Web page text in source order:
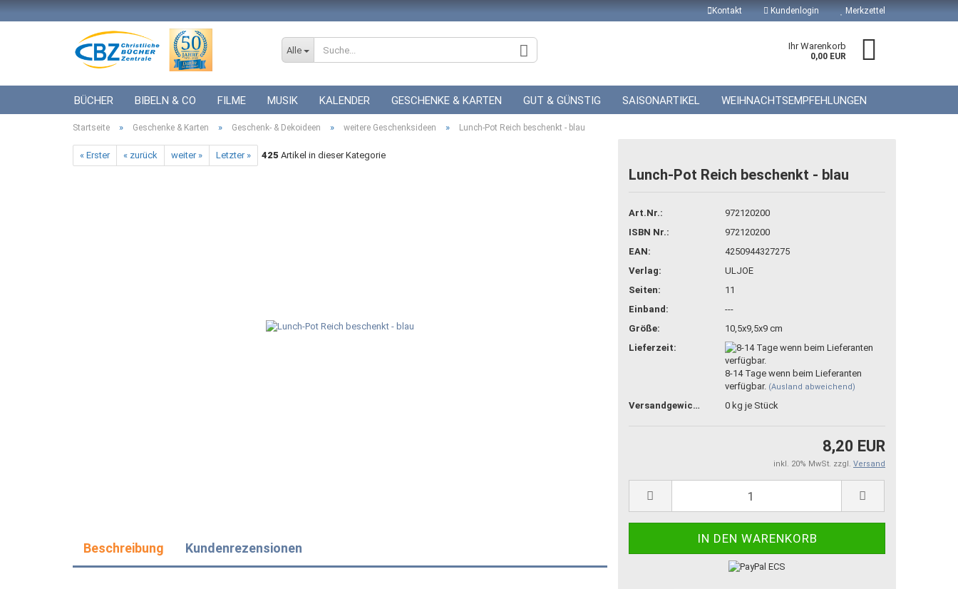
Kontakt Kundenlogin
Konto erstellen
Passwort vergessen?
Merkzettel
Alle Ihr Warenkorb
0,00 EUR
BÜCHER BIBELN & CO FILME MUSIK KALENDER GESCHENKE & KARTEN GUT & GÜNSTIG SAISONARTIKEL WEIHNACHTSEMPFEHLUNGEN
ICF BÜCHER VERSCHIEDENES GESCHENKE ZUR HOCHZEIT GUTSCHEINE
Startseite » Geschenke & Karten » Geschenk- & Dekoideen » weitere Geschenksideen » Lunch-Pot Reich beschenkt - blau
« Erster « zurück weiter » Letzter » 425 Artikel in dieser Kategorie
Lunch-Pot Reich beschenkt - blau
Art.Nr.:
972120200
ISBN Nr.:
972120200
EAN:
4250944327275
Verlag:
ULJOE
Seiten:
11
Einband:
---
Größe:
10,5x9,5x9 cm
Lieferzeit:
8-14 Tage wenn beim Lieferanten
verfügbar. (Ausland abweichend)
Versandgewicht: 0 kg je Stück
8,20 EUR
inkl. 20% MwSt. zzgl. Versand
Beschreibung Kundenrezensionen